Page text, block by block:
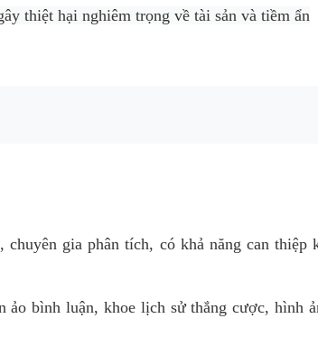
thiệt hại nghiêm trọng về tài sản và tiềm ẩn
gia phân tích, có khả năng can thiệp
ảo bình luận, khoe lịch sử thắng cược, hình